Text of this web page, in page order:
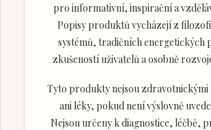
pro informativní, inspirační a
Popisy produktů vycházejí z
systémů, tradičních energetických
zkušeností uživatelů a osobně
Tyto produkty nejsou
ani léky, pokud není výslovně
Nejsou určeny k diagnostice, léčbě,